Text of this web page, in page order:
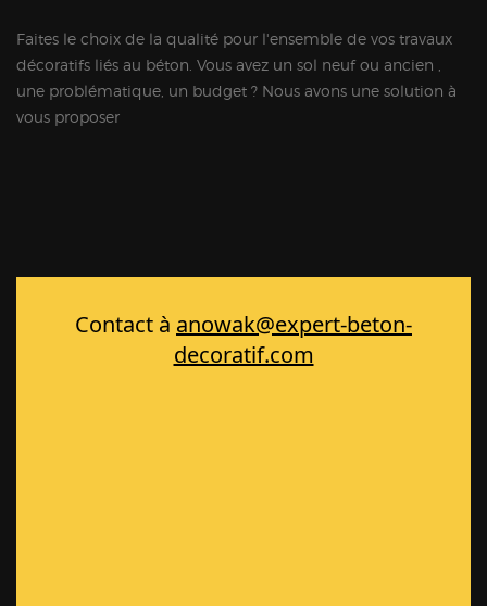
Faites le choix de la qualité pour l'ensemble de vos travaux
décoratifs liés au béton. Vous avez un sol neuf ou ancien ,
une problématique, un budget ? Nous avons une solution à
vous proposer